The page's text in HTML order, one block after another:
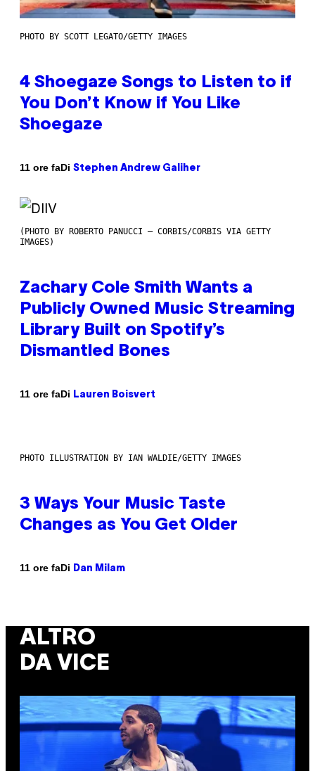
PHOTO BY SCOTT LEGATO/GETTY IMAGES
4 Shoegaze Songs to Listen to if
You Don’t Know if You Like
Shoegaze
11 ore faDi Stephen Andrew Galiher
(PHOTO BY ROBERTO PANUCCI – CORBIS/CORBIS VIA GETTY
IMAGES)
Zachary Cole Smith Wants a
Publicly Owned Music Streaming
Library Built on Spotify’s
Dismantled Bones
11 ore faDi Lauren Boisvert
PHOTO ILLUSTRATION BY IAN WALDIE/GETTY IMAGES
3 Ways Your Music Taste
Changes as You Get Older
11 ore faDi Dan Milam
ALTRO
DA VICE